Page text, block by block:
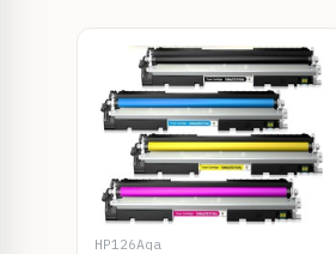
HP126Aqa